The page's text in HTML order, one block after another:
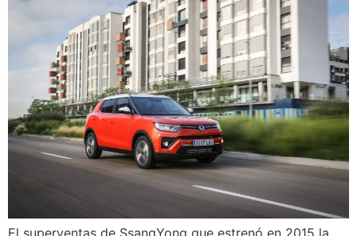
El superventas de SsangYong que estrenó en 2015 la